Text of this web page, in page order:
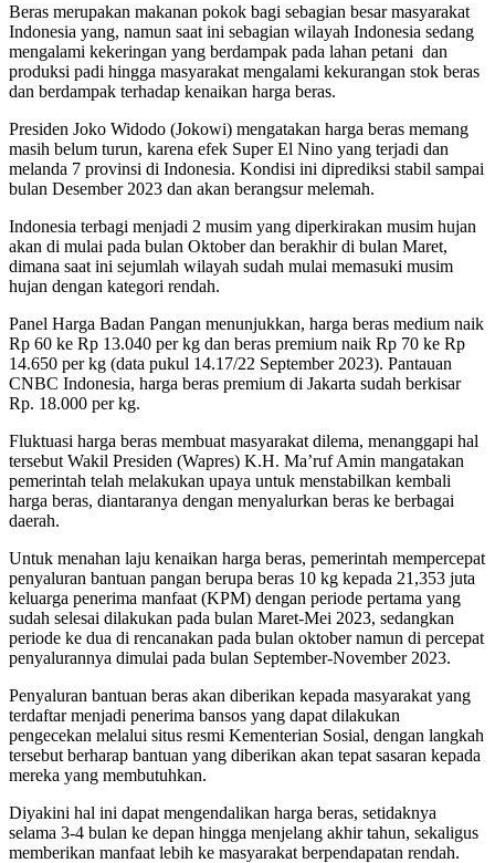
Beras merupakan makanan pokok bagi sebagian besar masyarakat
Indonesia yang, namun saat ini sebagian wilayah Indonesia sedang
mengalami kekeringan yang berdampak pada lahan petani dan
produksi padi hingga masyarakat mengalami kekurangan stok beras
dan berdampak terhadap kenaikan harga beras.
Presiden Joko Widodo (Jokowi) mengatakan harga beras memang
masih belum turun, karena efek Super El Nino yang terjadi dan
melanda 7 provinsi di Indonesia. Kondisi ini diprediksi stabil sampai
bulan Desember 2023 dan akan berangsur melemah.
Indonesia terbagi menjadi 2 musim yang diperkirakan musim hujan
akan di mulai pada bulan Oktober dan berakhir di bulan Maret,
dimana saat ini sejumlah wilayah sudah mulai memasuki musim
hujan dengan kategori rendah.
Panel Harga Badan Pangan menunjukkan, harga beras medium naik
Rp 60 ke Rp 13.040 per kg dan beras premium naik Rp 70 ke Rp
14.650 per kg (data pukul 14.17/22 September 2023). Pantauan
CNBC Indonesia, harga beras premium di Jakarta sudah berkisar
Rp. 18.000 per kg.
Fluktuasi harga beras membuat masyarakat dilema, menanggapi hal
tersebut Wakil Presiden (Wapres) K.H. Ma’ruf Amin mangatakan
pemerintah telah melakukan upaya untuk menstabilkan kembali
harga beras, diantaranya dengan menyalurkan beras ke berbagai
daerah.
Untuk menahan laju kenaikan harga beras, pemerintah mempercepat
penyaluran bantuan pangan berupa beras 10 kg kepada 21,353 juta
keluarga penerima manfaat (KPM) dengan periode pertama yang
sudah selesai dilakukan pada bulan Maret-Mei 2023, sedangkan
periode ke dua di rencanakan pada bulan oktober namun di percepat
penyalurannya dimulai pada bulan September-November 2023.
Penyaluran bantuan beras akan diberikan kepada masyarakat yang
terdaftar menjadi penerima bansos yang dapat dilakukan
pengecekan melalui situs resmi Kementerian Sosial, dengan langkah
tersebut berharap bantuan yang diberikan akan tepat sasaran kepada
mereka yang membutuhkan.
Diyakini hal ini dapat mengendalikan harga beras, setidaknya
selama 3-4 bulan ke depan hingga menjelang akhir tahun, sekaligus
memberikan manfaat lebih ke masyarakat berpendapatan rendah.